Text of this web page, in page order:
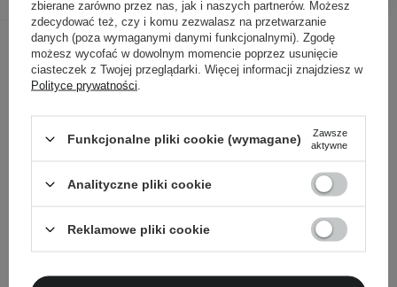
Inni klienci sprawdzali również
zbierane zarówno przez nas, jak i naszych partnerów. Możesz
zdecydować też, czy i komu zezwalasz na przetwarzanie
danych (poza wymaganymi danymi funkcjonalnymi). Zgodę
możesz wycofać w dowolnym momencie poprzez usunięcie
ciasteczek z Twojej przeglądarki. Więcej informacji znajdziesz w
Polityce prywatności
Funkcjonalne pliki cookie (wymagane)
Zawsze
aktywne
Analityczne pliki cookie
Reklamowe pliki cookie